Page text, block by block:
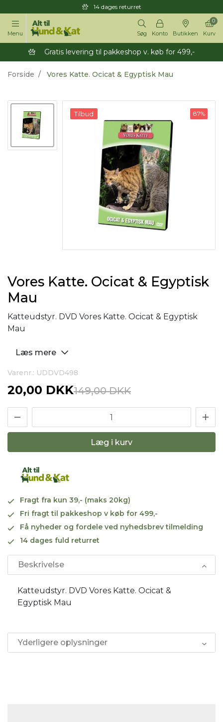
14 dages returret
Menu Søg Konto Butikken Kurv
0
Gratis levering til pakkeshop v. køb for 499,-
Forside Vores Katte. Ocicat & Egyptisk Mau
Tilbud 87%
Vores Katte. Ocicat & Egyptisk
Mau
Katteudstyr. DVD Vores Katte. Ocicat & Egyptisk
Mau
Læs mere
Varenr.: UDDVD498
20,00 DKK149,00 DKK
Læg i kurv
Fragt fra kun 39,- (maks 20kg)
Fri fragt til pakkeshop v køb for 499,-
Få nyheder og fordele ved nyhedsbrev tilmelding
14 dages fuld returret
Beskrivelse
Katteudstyr. DVD Vores Katte. Ocicat &
Egyptisk Mau
Yderligere oplysninger